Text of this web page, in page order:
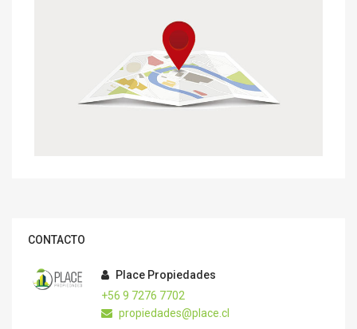
CONTACTO
Place Propiedades
+56 9 7276 7702
propiedades@place.cl